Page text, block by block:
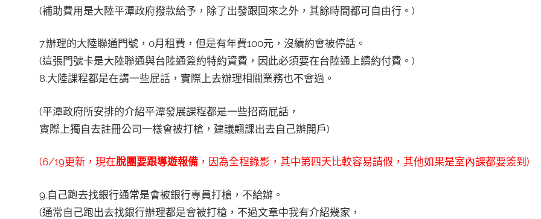
(補助費用是大陸平潭政府撥款給予，除了出發跟回來之外，其餘時間都可自由行。)
7.辦理的大陸聯通門號，0月租費，但是有年費100元，沒續約會被停話。
(這張門號卡是大陸聯通與台陸通簽約特約資費，因此必須要在台陸通上續約付費。)
8.大陸課程都是在講一些屁話，實際上去辦理相關業務也不會過。
(平潭政府所安排的介紹平潭發展課程都是一些招商屁話，
實際上獨自去註冊公司一樣會被打槍，建議翹課出去自己辦開戶)
(6/19更新，現在脫團要跟導遊報備，因為全程錄影，其中第四天比較容易請假，其他如果是室內課都要簽到)
9.自己跑去找銀行通常是會被銀行專員打槍，不給辦。
(通常自己跑出去找銀行辦理都是會被打槍，不過文章中我有介紹幾家，